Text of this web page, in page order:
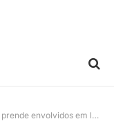
em latrocínio de motorista